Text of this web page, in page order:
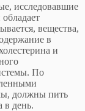
исследовавшие
вещества,
в
и
По
должны пить
в день.